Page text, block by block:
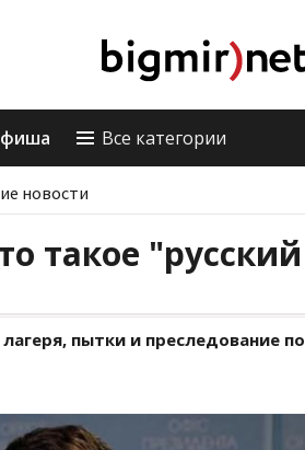
Все категории
новости
такое "русский
пытки и преследование по